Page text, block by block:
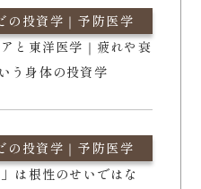
の投資学｜予防医学
と東洋医学｜疲れや衰
う身体の投資学
の投資学｜予防医学
は根性のせいではな